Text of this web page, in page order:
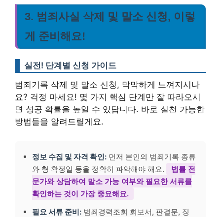
3. 범죄사실 삭제 및 말소 신청, 이렇
게 준비해요!
실전! 단계별 신청 가이드
범죄기록 삭제 및 말소 신청, 막막하게 느껴지시나
요? 걱정 마세요! 몇 가지 핵심 단계만 잘 따라오시
면 성공 확률을 높일 수 있답니다. 바로 실천 가능한
방법들을 알려드릴게요.
정보 수집 및 자격 확인: 먼저 본인의 범죄기록 종류
와 형 확정일 등을 정확히 파악해야 해요.
법률 전
문가와 상담하여 말소 가능 여부와 필요한 서류를
확인하는 것이 가장 중요해요.
필요 서류 준비: 범죄경력조회 회보서, 판결문, 징